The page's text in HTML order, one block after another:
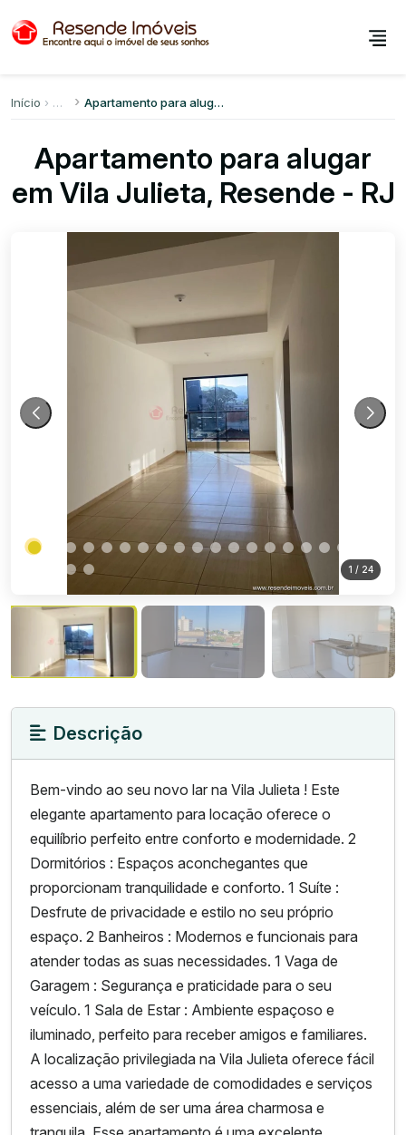
Início Apartamento para alugar em Vila Julieta
Apartamento para alugar
em Vila Julieta, Resende - RJ
1 / 24
Descrição
Bem-vindo ao seu novo lar na Vila Julieta ! Este
elegante apartamento para locação oferece o
equilíbrio perfeito entre conforto e modernidade. 2
Dormitórios : Espaços aconchegantes que
proporcionam tranquilidade e conforto. 1 Suíte :
Desfrute de privacidade e estilo no seu próprio
espaço. 2 Banheiros : Modernos e funcionais para
atender todas as suas necessidades. 1 Vaga de
Garagem : Segurança e praticidade para o seu
veículo. 1 Sala de Estar : Ambiente espaçoso e
iluminado, perfeito para receber amigos e familiares.
A localização privilegiada na Vila Julieta oferece fácil
acesso a uma variedade de comodidades e serviços
essenciais, além de ser uma área charmosa e